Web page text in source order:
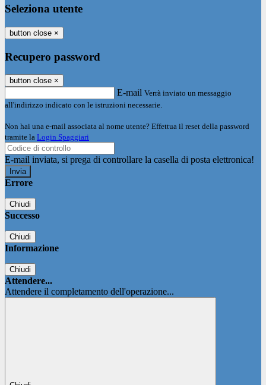
Seleziona utente
button close ×
Recupero password
button close ×
E-mail Verrà inviato un messaggio
all'indirizzo indicato con le istruzioni necessarie.
Non hai una e-mail associata al nome utente? Effettua il reset della password
tramite la Login Spaggiari
E-mail inviata, si prega di controllare la casella di posta elettronica!
Errore
Chiudi
Successo
Chiudi
Informazione
Chiudi
Attendere...
Attendere il completamento dell'operazione...